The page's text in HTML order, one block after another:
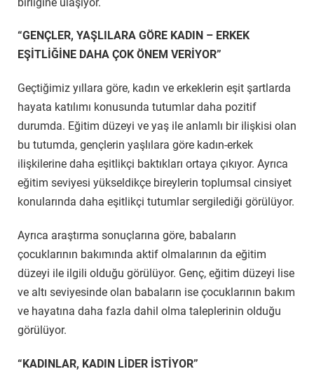
“GENÇLER, YAŞLILARA GÖRE KADIN – ERKEK
EŞİTLİĞİNE DAHA ÇOK ÖNEM VERİYOR”
Geçtiğimiz yıllara göre, kadın ve erkeklerin eşit şartlarda
hayata katılımı konusunda tutumlar daha pozitif
durumda. Eğitim düzeyi ve yaş ile anlamlı bir ilişkisi olan
bu tutumda, gençlerin yaşlılara göre kadın-erkek
ilişkilerine daha eşitlikçi baktıkları ortaya çıkıyor. Ayrıca
eğitim seviyesi yükseldikçe bireylerin toplumsal cinsiyet
konularında daha eşitlikçi tutumlar sergilediği görülüyor.
Ayrıca araştırma sonuçlarına göre, babaların
çocuklarının bakımında aktif olmalarının da eğitim
düzeyi ile ilgili olduğu görülüyor. Genç, eğitim düzeyi lise
ve altı seviyesinde olan babaların ise çocuklarının bakım
ve hayatına daha fazla dahil olma taleplerinin olduğu
görülüyor.
“KADINLAR, KADIN LİDER İSTİYOR”